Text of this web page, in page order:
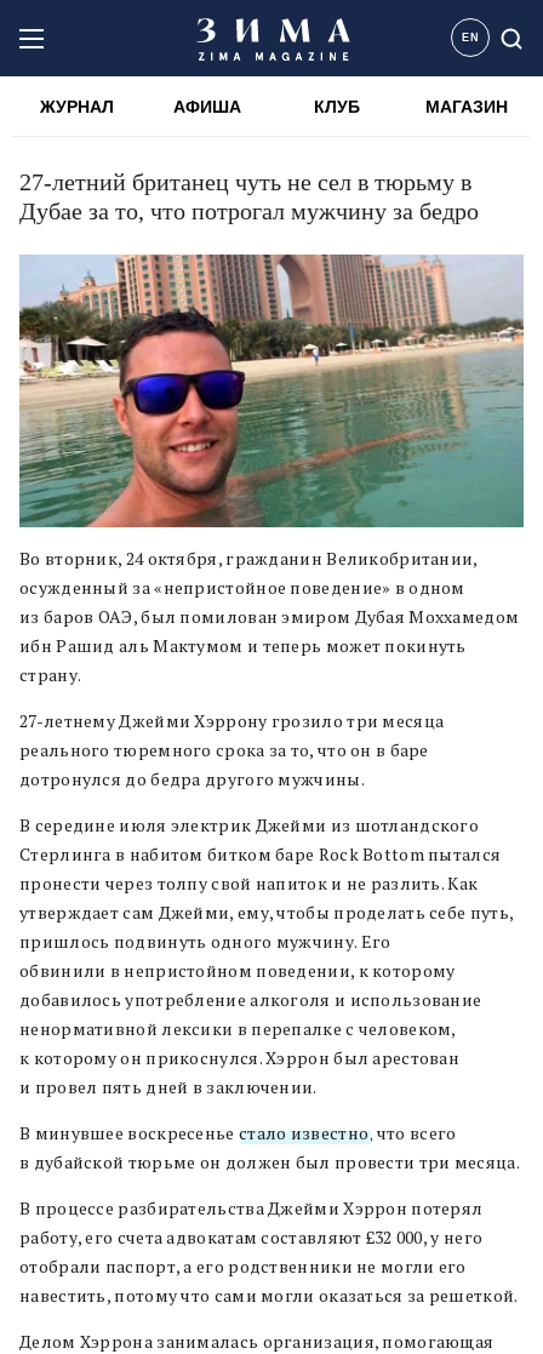
EN
ЖУРНАЛ АФИША КЛУБ МАГАЗИН
27-летний британец чуть не сел в тюрьму в
Дубае за то, что потрогал мужчину за бедро
Во вторник, 24 октября, гражданин Великобритании,
осужденный за «непристойное поведение» в одном
из баров ОАЭ, был помилован эмиром Дубая Моххамедом
ибн Рашид аль Мактумом и теперь может покинуть
страну.
27-летнему Джейми Хэррону грозило три месяца
реального тюремного срока за то, что он в баре
дотронулся до бедра другого мужчины.
В середине июля электрик Джейми из шотландского
Стерлинга в набитом битком баре Rock Bottom пытался
пронести через толпу свой напиток и не разлить. Как
утверждает сам Джейми, ему, чтобы проделать себе путь,
пришлось подвинуть одного мужчину. Его
обвинили в непристойном поведении, к которому
добавилось употребление алкоголя и использование
ненормативной лексики в перепалке с человеком,
к которому он прикоснулся. Хэррон был арестован
и провел пять дней в заключении.
В минувшее воскресенье стало известно, что всего
в дубайской тюрьме он должен был провести три месяца.
В процессе разбирательства Джейми Хэррон потерял
работу, его счета адвокатам составляют £32 000, у него
отобрали паспорт, а его родственники не могли его
навестить, потому что сами могли оказаться за решеткой.
Делом Хэррона занималась организация, помогающая